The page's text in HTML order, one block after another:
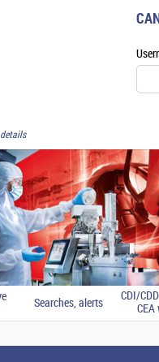
Searches, alerts
CDI/